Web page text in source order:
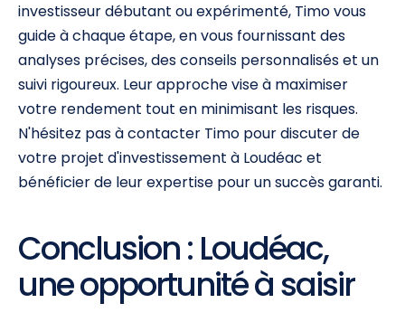
investisseur débutant ou expérimenté, Timo vous
guide à chaque étape, en vous fournissant des
analyses précises, des conseils personnalisés et un
suivi rigoureux. Leur approche vise à maximiser
votre rendement tout en minimisant les risques.
N'hésitez pas à contacter Timo pour discuter de
votre projet d'investissement à Loudéac et
bénéficier de leur expertise pour un succès garanti.
Conclusion : Loudéac,
une opportunité à saisir